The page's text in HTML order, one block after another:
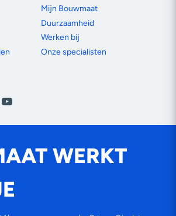
Mijn Bouwmaat
Duurzaamheid
Werken bij
Onze specialisten
YouTube
WERKT